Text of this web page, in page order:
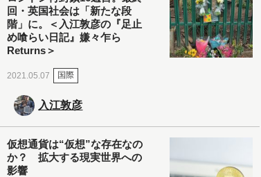
回・英国社会は「新たな段
階」に。＜入江敦彦の『足止
め喰らい日記』嫌々乍ら
Returns＞
2021.05.07 国際
入江敦彦
仮想通貨は“仮想”な存在なの
か？ 拡大する現実世界への
影響